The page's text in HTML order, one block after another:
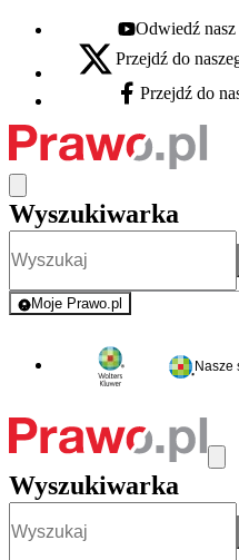
Youtube - otwiera się
Odwiedź nasz
X - otwiera się w nowej karcie
Przejdź do
Facebook - otwiera
Przejdź do
Wyszukiwarka
Moje Prawo.pl
- rejestracja i logowanie do
Nasze
Wyszukiwarka